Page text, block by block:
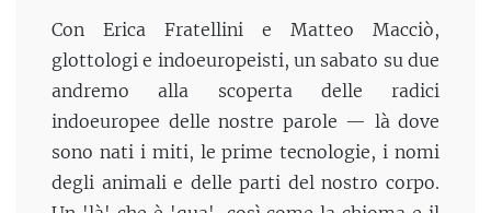
Con Erica Fratellini e Matteo Macciò,
glottologi e indoeuropeisti, un sabato su due
andremo alla scoperta delle radici
indoeuropee delle nostre parole — là dove
sono nati i miti, le prime tecnologie, i nomi
degli animali e delle parti del nostro corpo.